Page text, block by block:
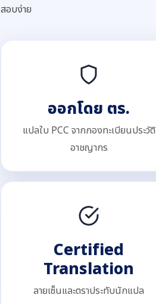
สอบง่าย
ออกโดย ตร.
แปลใบ PCC จากกองทะเบียนประวัติ
อาชญากร
Certified
Translation
ลายเซ็นและตราประทับนักแปล